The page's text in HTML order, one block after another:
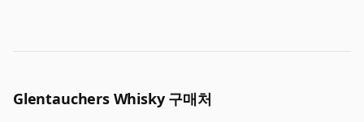
Glentauchers Whisky 구매처